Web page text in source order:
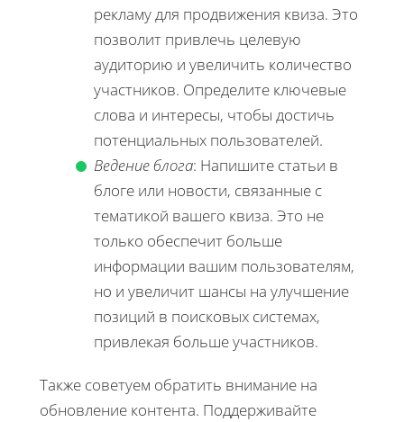
рекламу для продвижения квиза. Это
позволит привлечь целевую
аудиторию и увеличить количество
участников. Определите ключевые
слова и интересы, чтобы достичь
потенциальных пользователей.
Ведение блога: Напишите статьи в
блоге или новости, связанные с
тематикой вашего квиза. Это не
только обеспечит больше
информации вашим пользователям,
но и увеличит шансы на улучшение
позиций в поисковых системах,
привлекая больше участников.
Также советуем обратить внимание на
обновление контента. Поддерживайте